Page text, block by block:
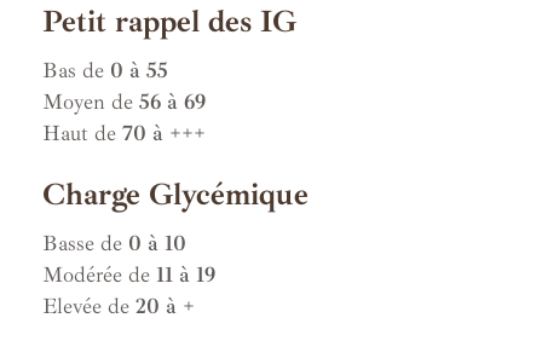
Petit rappel des IG
Bas de 0 à 55
Moyen de 56 à 69
Haut de 70 à +++
Charge Glycémique
Basse de 0 à 10
Modérée de 11 à 19
Elevée de 20 à +